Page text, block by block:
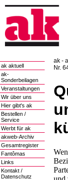
ak aktuell
ak-
Sonderbeilagen
Veranstaltungen
Wir über uns
Hier gibt's ak
Bestellen /
Service
Werbt für ak
akweb-Archiv
Gesamtregister
Fantômas
Links
Kontakt /
Datenschutz
ak -
Nr.